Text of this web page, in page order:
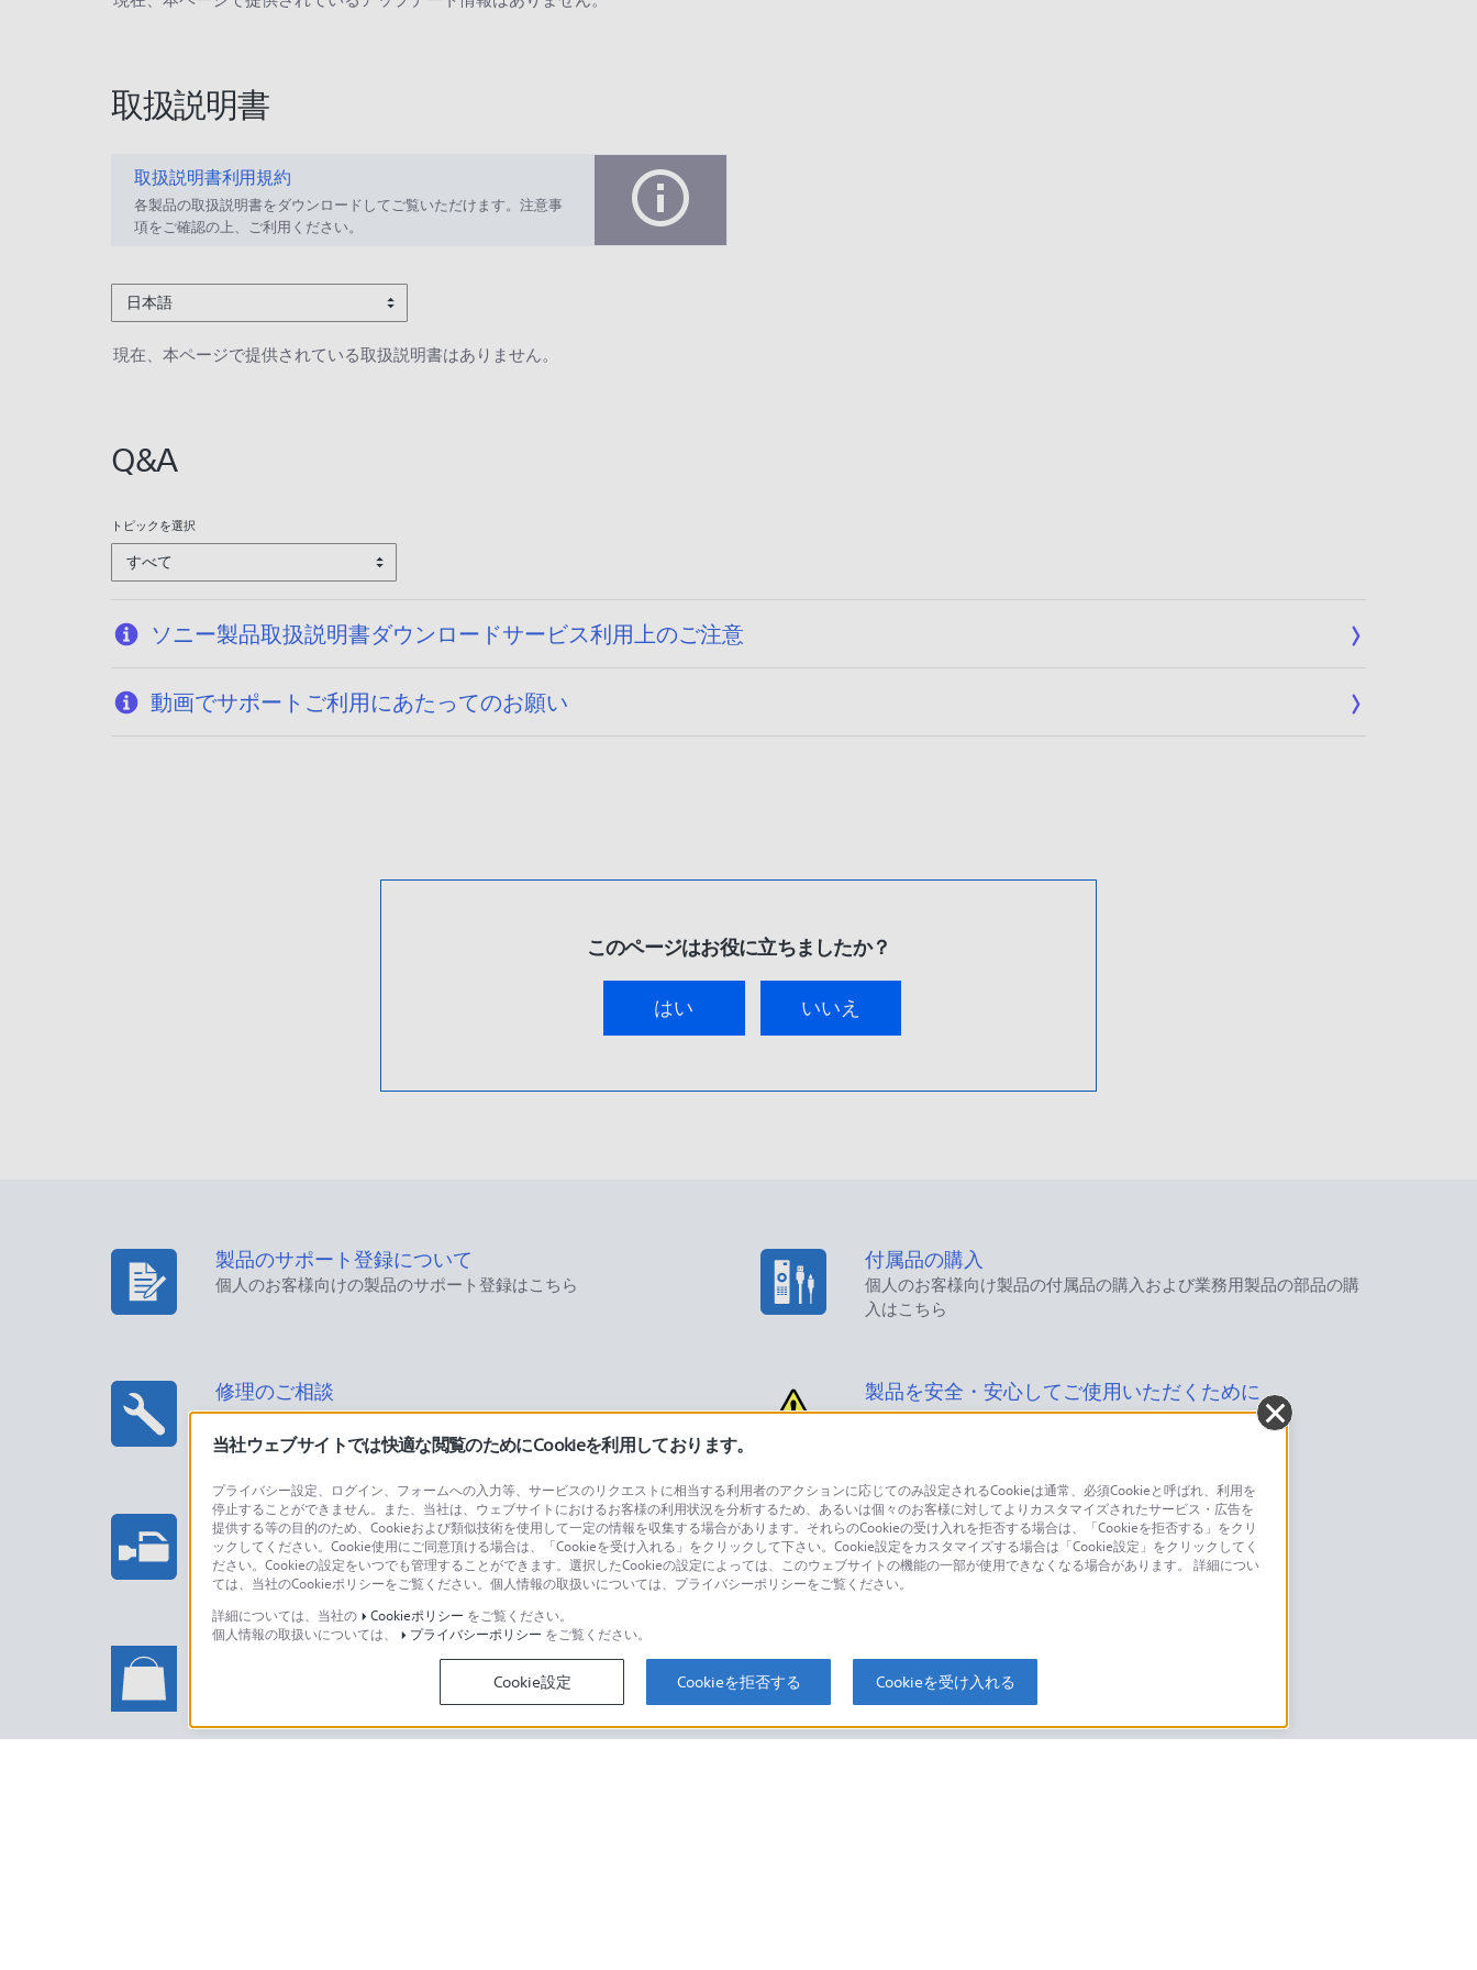
取扱説明書
取扱説明書利用規約
各製品の取扱説明書をダウンロードしてご覧いただけます。注意事
項をご確認の上、ご利用ください。
日本語
現在、本ページで提供されている取扱説明書はありません。
Q&A
トピックを選択
すべて
ソニー製品取扱説明書ダウンロードサービス利用上のご注意
動画でサポートご利用にあたってのお願い
このページはお役に立ちましたか？
はい いいえ
製品のサポート登録について
個人のお客様向けの製品のサポート登録はこちら
付属品の購入
個人のお客様向け製品の付属品の購入および業務用製品の部品の購
入はこちら
修理のご相談 製品を安全・安心してご使用いただくために
プロフェッショナル/業務用製品に関するお問い合わせ
法人のお客様はこちら
製品に関するお問い合わせ
個人のお客様はこちら
ソニーストアでのお買い物に関するご利用ガイド・お問
ソニーストアのご利用方法・サービスに関してのご案内はこちら
海外仕様製品
オーバーシーズモデルに関してのご案内はこちら
当社ウェブサイトでは快適な閲覧のためにCookieを利用しております。
プライバシー設定、ログイン、フォームへの入力等、サービスのリクエストに相当する利用者のアクションに応じてのみ設定されるCookieは通常、必須Cookieと呼ばれ、利用を
停止することができません。また、当社は、ウェブサイトにおけるお客様の利用状況を分析するため、あるいは個々のお客様に対してよりカスタマイズされたサービス・広告を
提供する等の目的のため、Cookieおよび類似技術を使用して一定の情報を収集する場合があります。それらのCookieの受け入れを拒否する場合は、「Cookieを拒否する」をクリ
ックしてください。Cookie使用にご同意頂ける場合は、「Cookieを受け入れる」をクリックして下さい。Cookie設定をカスタマイズする場合は「Cookie設定」をクリックしてく
ださい。Cookieの設定をいつでも管理することができます。選択したCookieの設定によっては、このウェブサイトの機能の一部が使用できなくなる場合があります。 詳細につい
ては、当社のCookieポリシーをご覧ください。個人情報の取扱いについては、プライバシーポリシーをご覧ください。
詳細については、当社の
Cookieポリシー をご覧ください。
個人情報の取扱いについては、
プライバシーポリシー をご覧ください。
Cookie設定 Cookieを拒否する Cookieを受け入れる